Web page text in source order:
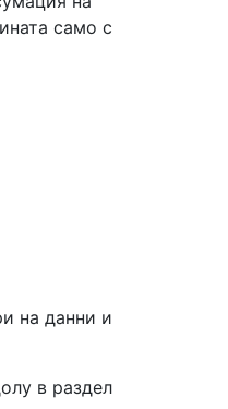
само с
на данни и
в раздел